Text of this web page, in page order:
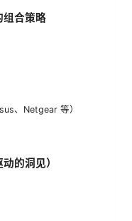
组合策略
、Netgear 等）
的洞见）